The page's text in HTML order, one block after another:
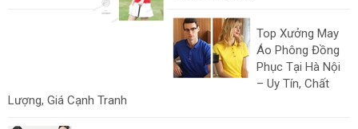
Top Xưởng May
Áo Phông Đồng
Phục Tại Hà Nội
– Uy Tín, Chất
Lượng, Giá Cạnh Tranh